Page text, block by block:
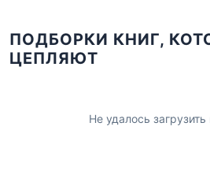
ПОДБОРКИ КНИГ,
ЦЕПЛЯЮТ
Не удалось